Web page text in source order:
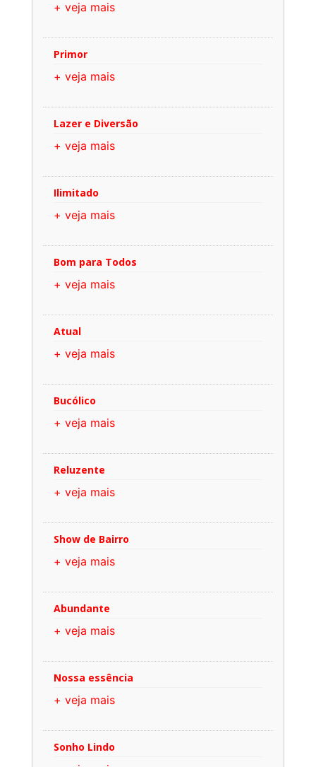
+ veja mais
Primor
+ veja mais
Lazer e Diversão
+ veja mais
Ilimitado
+ veja mais
Bom para Todos
+ veja mais
Atual
+ veja mais
Bucólico
+ veja mais
Reluzente
+ veja mais
Show de Bairro
+ veja mais
Abundante
+ veja mais
Nossa essência
+ veja mais
Sonho Lindo